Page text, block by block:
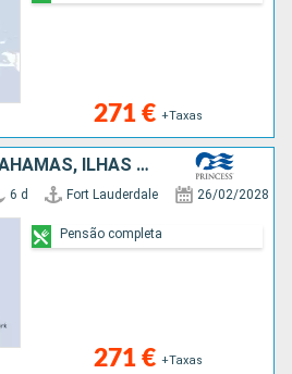
271 € +Taxas
ESTADOS UNIDOS, BAHAMAS, ILHAS TURCAS E CAICOS
6 d Fort Lauderdale 26/02/2028
271 € +Taxas
Pensão completa